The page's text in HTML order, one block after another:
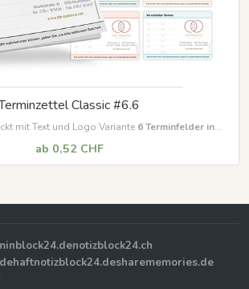
Classic #6.6
mit Text und Logo Variante 6Terminfelder in
ab 0,52 CHF
notizblock24.ch
haftnotizblock24.desharememories.de